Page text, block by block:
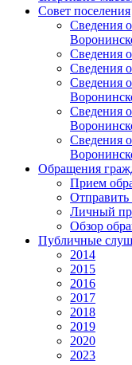
Совет поселения
Сведения
Сведения
Сведения
Сведения
Сведения
Сведения
Обращения
Прием
Личный
Обзор
Публичные
2014
2015
2016
2017
2018
2019
2020
2023